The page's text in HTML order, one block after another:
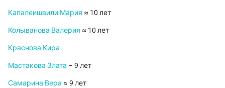
Капалеишвили Мария ≈ 10 лет
Колыванова Валерия ≈ 10 лет
Краснова Кира
Мастакова Злата – 9 лет
Самарина Вера ≈ 9 лет